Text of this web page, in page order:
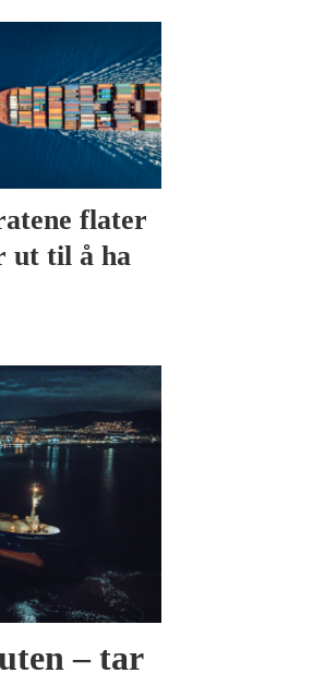
flater
ut til å ha
– tar